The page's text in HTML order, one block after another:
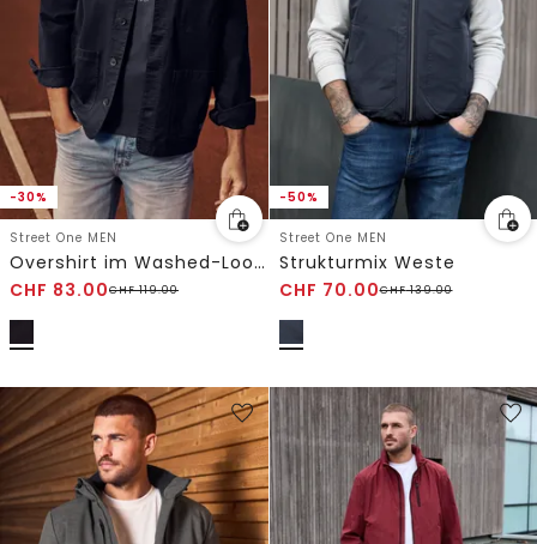
-30%
Street One MEN
Overshirt im Washed-Look mit Taschen
CHF 83.00CHF119.00
-50%
Street One MEN
Strukturmix Weste
CHF 70.00CHF139.00